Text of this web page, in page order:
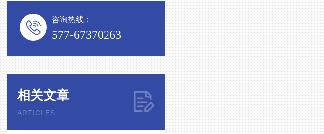
咨询热线：
577-67370263
相关文章
ARTICLES